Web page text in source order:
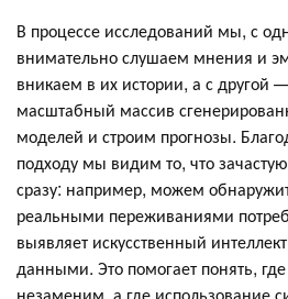
В процессе исследований мы, с
внимательно слушаем мнения и
вникаем в их истории, а с другой
масштабный массив
моделей и строим прогнозы.
подходу мы видим то, что
сразу: например, можем
реальными переживаниями
выявляет искусственный
данными. Это помогает понять,